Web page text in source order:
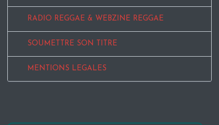
RADIO REGGAE & WEBZINE REGGAE
SOUMETTRE SON TITRE
MENTIONS LEGALES